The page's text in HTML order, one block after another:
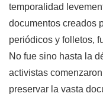
temporalidad
documentos creados
periódicos y folletos,
No fue sino hasta la
activistas
preservar la vasta